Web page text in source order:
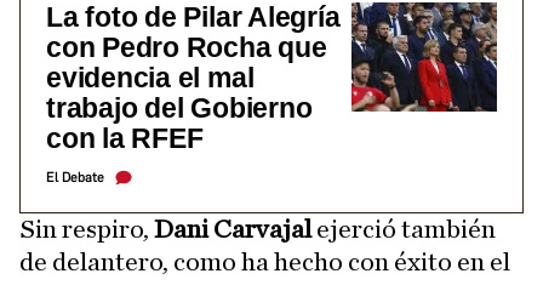
La foto de Pilar Alegría
con Pedro Rocha que
evidencia el mal
trabajo del Gobierno
con la RFEF
El Debate
Sin respiro, Dani Carvajalejerció también
de delantero, como ha hecho con éxito en el